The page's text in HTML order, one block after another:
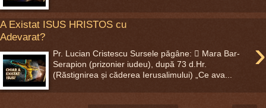
A Existat ISUS HRISTOS cu
Adevarat?
›
Pr. Lucian Cristescu Sursele păgâne:  Mara Bar-
Serapion (prizonier iudeu), după 73 d.Hr.
(Răstignirea și căderea Ierusalimului) „Ce ava...